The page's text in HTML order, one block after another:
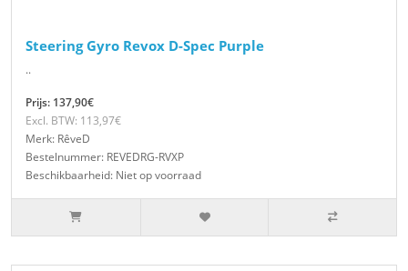
Steering Gyro Revox D-Spec Purple
..
Prijs: 137,90€
Excl. BTW: 113,97€
Merk: RêveD
Bestelnummer: REVEDRG-RVXP
Beschikbaarheid: Niet op voorraad